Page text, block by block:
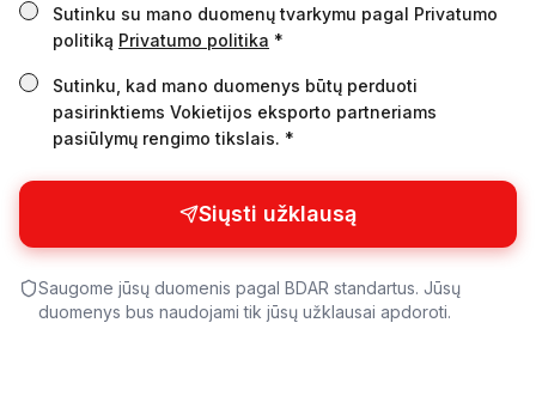
Sutinku su mano duomenų tvarkymu pagal Privatumo
politiką Privatumo politika *
Sutinku, kad mano duomenys būtų perduoti
pasirinktiems Vokietijos eksporto partneriams
pasiūlymų rengimo tikslais. *
Siųsti užklausą
Saugome jūsų duomenis pagal BDAR standartus. Jūsų
duomenys bus naudojami tik jūsų užklausai apdoroti.